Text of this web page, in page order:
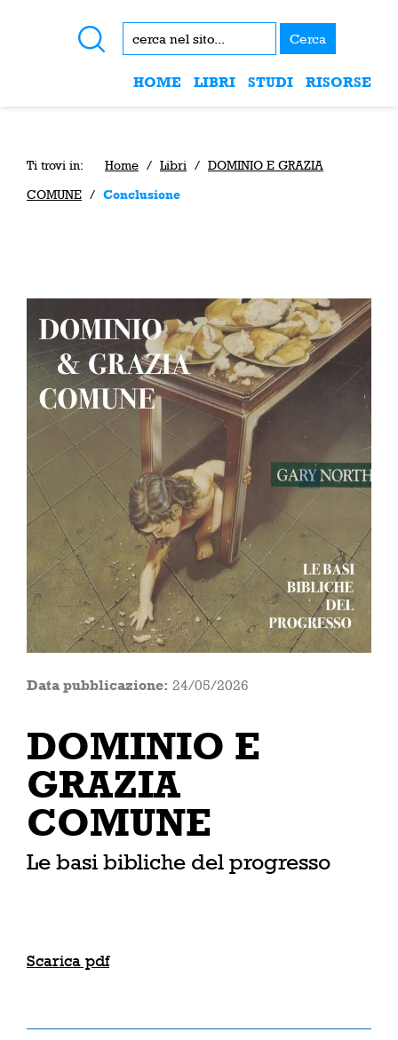
Cerca
HOME LIBRI STUDI RISORSE
Ti trovi in: Home / Libri / DOMINIO E GRAZIA
COMUNE / Conclusione
Data pubblicazione: 24/05/2026
DOMINIO E
GRAZIA
COMUNE
Le basi bibliche del progresso
Scarica pdf